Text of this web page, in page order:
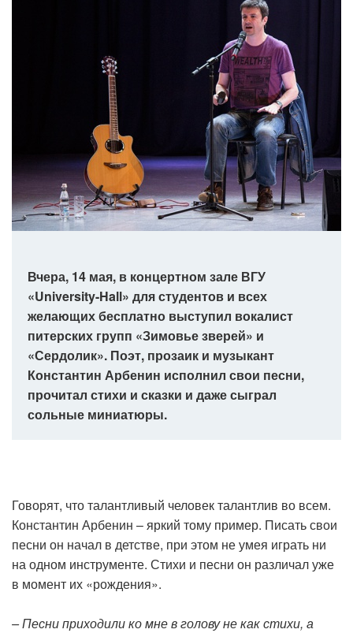
Вчера, 14 мая, в концертном зале ВГУ
«University-Hall» для студентов и всех
желающих бесплатно выступил вокалист
питерских групп «Зимовье зверей» и
«Сердолик». Поэт, прозаик и музыкант
Константин Арбенин исполнил свои песни,
прочитал стихи и сказки и даже сыграл
сольные миниатюры.
Говорят, что талантливый человек талантлив во всем.
Константин Арбенин – яркий тому пример. Писать свои
песни он начал в детстве, при этом не умея играть ни
на одном инструменте. Стихи и песни он различал уже
в момент их «рождения».
– Песни приходили ко мне в голову не как стихи, а